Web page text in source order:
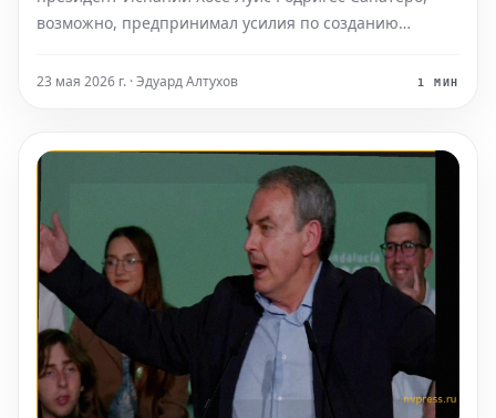
возможно, предпринимал усилия по созданию
Эмиратах. Предварительные данные следствия
23 мая 2026 г. · Эдуард Алтухов 1 МИН